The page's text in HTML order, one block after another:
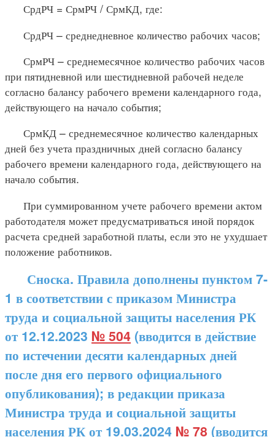
СрдРЧ = СрмРЧ / СрмКД, где:
СрдРЧ – среднедневное количество рабочих часов;
СрмРЧ – среднемесячное количество рабочих часов
при пятидневной или шестидневной рабочей неделе
согласно балансу рабочего времени календарного года,
действующего на начало события;
СрмКД – среднемесячное количество календарных
дней без учета праздничных дней согласно балансу
рабочего времени календарного года, действующего на
начало события.
При суммированном учете рабочего времени актом
работодателя может предусматриваться иной порядок
расчета средней заработной платы, если это не ухудшает
положение работников.
Сноска. Правила дополнены пунктом 7-
1 в соответствии с приказом Министра
труда и социальной защиты населения РК
от 12.12.2023 № 504 (вводится в действие
по истечении десяти календарных дней
после дня его первого официального
опубликования); в редакции приказа
Министра труда и социальной защиты
населения РК от 19.03.2024 № 78 (вводится